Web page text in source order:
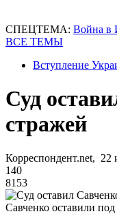
СПЕЦТЕМА: Война в
ВСЕ ТЕМЫ
Вступление
Суд
стражей
Корреспондент.net, 22
140
8153
Савченко оставили